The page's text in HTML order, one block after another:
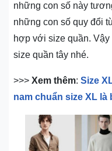
những con số này
những con số quy đổi
hợp với size quần. Vậy
size quần tây nhé.
>>> Xem thêm: Size
nam chuẩn size XL là